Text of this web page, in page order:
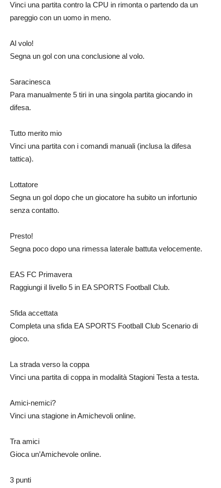
Vinci una partita contro la CPU in rimonta o partendo da un
pareggio con un uomo in meno.
Al volo!
Segna un gol con una conclusione al volo.
Saracinesca
Para manualmente 5 tiri in una singola partita giocando in
difesa.
Tutto merito mio
Vinci una partita con i comandi manuali (inclusa la difesa
tattica).
Lottatore
Segna un gol dopo che un giocatore ha subito un infortunio
senza contatto.
Presto!
Segna poco dopo una rimessa laterale battuta velocemente.
EAS FC Primavera
Raggiungi il livello 5 in EA SPORTS Football Club.
Sfida accettata
Completa una sfida EA SPORTS Football Club Scenario di
gioco.
La strada verso la coppa
Vinci una partita di coppa in modalità Stagioni Testa a testa.
Amici-nemici?
Vinci una stagione in Amichevoli online.
Tra amici
Gioca un’Amichevole online.
3 punti